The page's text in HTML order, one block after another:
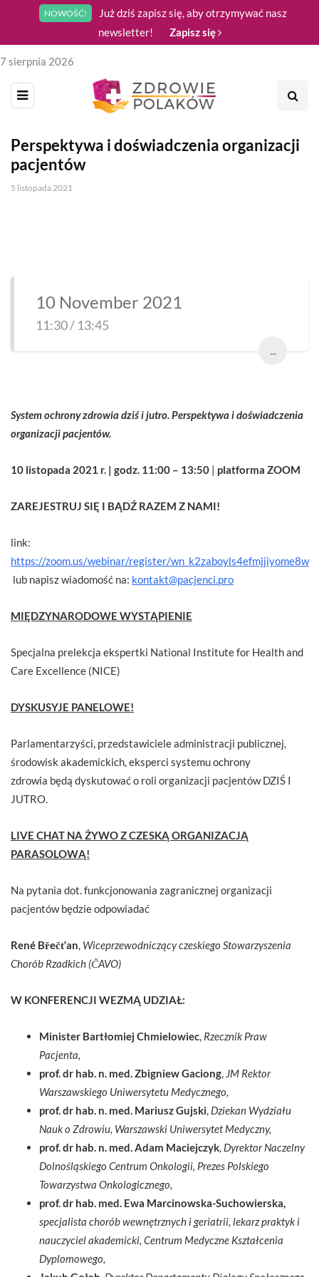
NOWOŚĆ!
Już dziś zapisz się, aby otrzymywać nasz
newsletter!
Zapisz się
7 sierpnia 2026
Perspektywa i doświadczenia organizacji
pacjentów
5 listopada 2021
10 November 2021
11:30 / 13:45
System ochrony zdrowia dziś i jutro. Perspektywa i doświadczenia
organizacji pacjentów.
10 listopada 2021 r. | godz. 11:00 – 13:50 | platforma ZOOM
ZAREJESTRUJ SIĘ I BĄDŹ RAZEM Z NAMI!
link:
https://zoom.us/webinar/register/wn_k2zaboyls4efmjjiyome8w
lub napisz wiadomość na: kontakt@pacjenci.pro
MIĘDZYNARODOWE WYSTĄPIENIE
Specjalna prelekcja ekspertki National Institute for Health and
Care Excellence (NICE)
DYSKUSYJE PANELOWE!
Parlamentarzyści, przedstawiciele administracji publicznej,
środowisk akademickich, eksperci systemu ochrony
zdrowia będą dyskutować o roli organizacji pacjentów DZIŚ I
JUTRO.
LIVE CHAT NA ŻYWOZ CZESKĄ ORGANIZACJĄ
PARASOLOWĄ!
Na pytania dot. funkcjonowania zagranicznej organizacji
pacjentów będzie odpowiadać
René Břečťan Wiceprzewodniczący czeskiego Stowarzyszenia
Chorób Rzadkich (ČAVO)
W KONFERENCJI WEZMĄ UDZIAŁ:
Minister Bartłomiej Chmielowiec Rzecznik Praw
Pacjenta,
prof. dr hab. n. med. Zbigniew Gaciong JM Rektor
Warszawskiego Uniwersytetu Medycznego,
prof. dr hab. n. med. Mariusz Gujski Dziekan Wydziału
Nauk o Zdrowiu, Warszawski Uniwersytet Medyczny,
prof. dr hab. n. med. Adam Maciejczyk Dyrektor Naczelny
Dolnośląskiego Centrum Onkologii, Prezes Polskiego
Towarzystwa Onkologicznego,
prof. dr hab. med. Ewa Marcinowska-Suchowierska,
specjalista chorób wewnętrznych i geriatrii, lekarz praktyk i
nauczyciel akademicki, Centrum Medyczne Kształcenia
Dyplomowego,